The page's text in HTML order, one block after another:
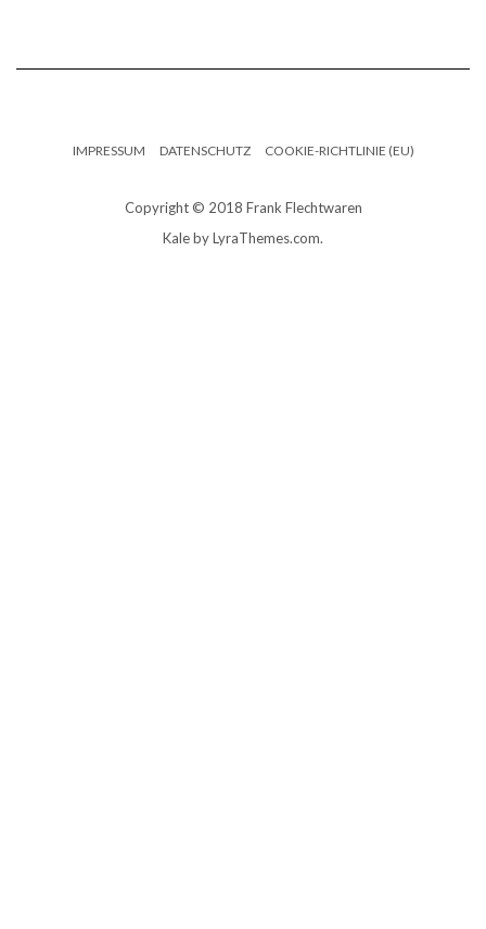
IMPRESSUM DATENSCHUTZ COOKIE-RICHTLINIE (EU)
Copyright © 2018 Frank Flechtwaren
Kaleby LyraThemes.com.